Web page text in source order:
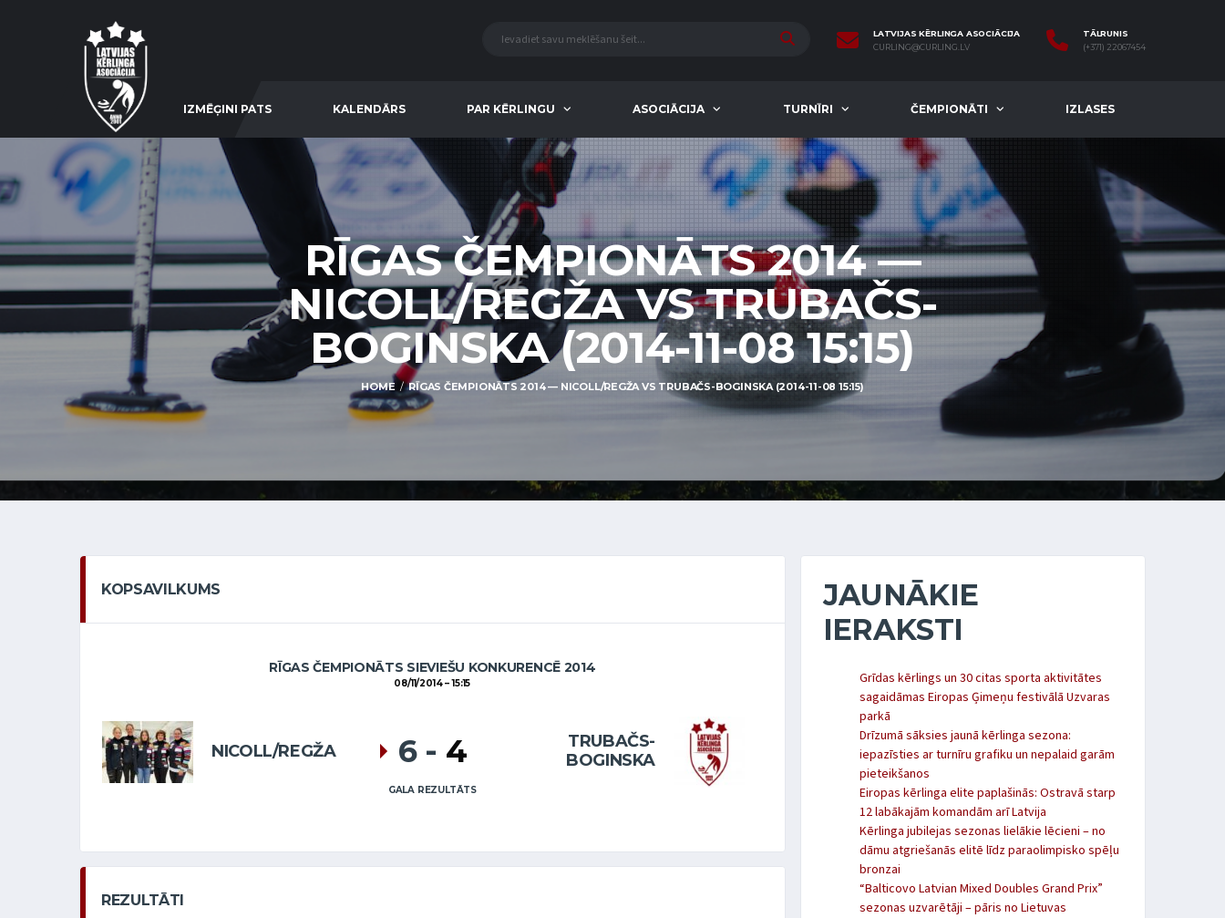
LATVIJAS KĒRLINGA ASOCIĀCIJA
CURLING@CURLING.LV
TĀLRUNIS
(+371) 22067454
IZMĒĢINI PATS KALENDĀRS PAR KĒRLINGU ASOCIĀCIJA TURNĪRI ČEMPIONĀTI IZLASES
RĪGAS ČEMPIONĀTS 2014 —
NICOLL/REGŽA VS TRUBAČS-
BOGINSKA (2014-11-08 15:15)
HOME RĪGAS ČEMPIONĀTS 2014 — NICOLL/REGŽA VS TRUBAČS-BOGINSKA (2014-11-08 15:15)
KOPSAVILKUMS
RĪGAS ČEMPIONĀTS SIEVIEŠU KONKURENCĒ 2014
08/11/2014 15:15
NICOLL/REGŽA
TRUBAČS-
BOGINSKA
6 - 4
GALA REZULTĀTS
REZULTĀTI
JAUNĀKIE
IERAKSTI
Grīdas kērlings un 30 citas sporta aktivitātes
sagaidāmas Eiropas Ģimeņu festivālā Uzvaras
parkā
Drīzumā sāksies jaunā kērlinga sezona:
iepazīsties ar turnīru grafiku un nepalaid garām
pieteikšanos
Eiropas kērlinga elite paplašinās: Ostravā starp
12 labākajām komandām arī Latvija
Kērlinga jubilejas sezonas lielākie lēcieni – no
dāmu atgriešanās elitē līdz paraolimpisko spēļu
bronzai
“Balticovo Latvian Mixed Doubles Grand Prix”
sezonas uzvarētāji – pāris no Lietuvas